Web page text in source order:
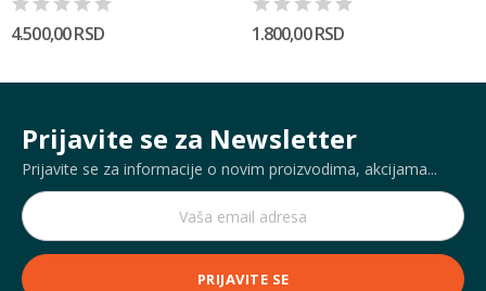
4.500,00 RSD 1.800,00 RSD
Prijavite se za Newsletter
Prijavite se za informacije o novim proizvodima, akcijama...
PRIJAVITE SE